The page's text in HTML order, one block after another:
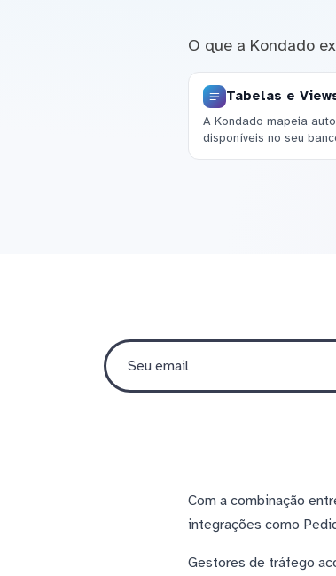
O que a Kondado
Tabelas e
A Kondado mapeia
disponíveis no seu
Com a combinação
integrações como
Gestores de tráfego